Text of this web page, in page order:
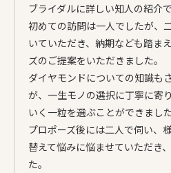
ブライダルに詳しい知人の紹介
初めての訪問は一人でしたが、
いていただき、納期なども踏ま
ズのご提案をいただきました。
ダイヤモンドについての知識も
が、一生モノの選択に丁寧に寄
いく一粒を選ぶことができました
プロポーズ後には二人で伺い、
替えて悩みに悩ませていただき
た。